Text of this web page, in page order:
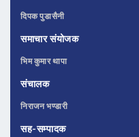
दिपक पुडासैनी
समाचार संयोजक
भिम कुमार थापा
संचालक
निराजन भण्डारी
सह-सम्पादक